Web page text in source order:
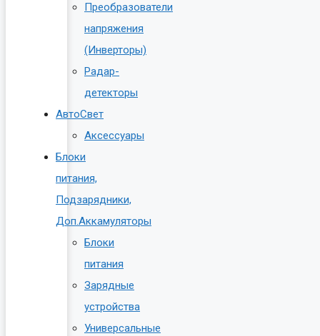
Преобразователи
напряжения
(Инверторы)
Радар-
детекторы
АвтоСвет
Аксессуары
Блоки
питания,
Подзарядники,
Доп.Аккамуляторы
Блоки
питания
Зарядные
устройства
Универсальные